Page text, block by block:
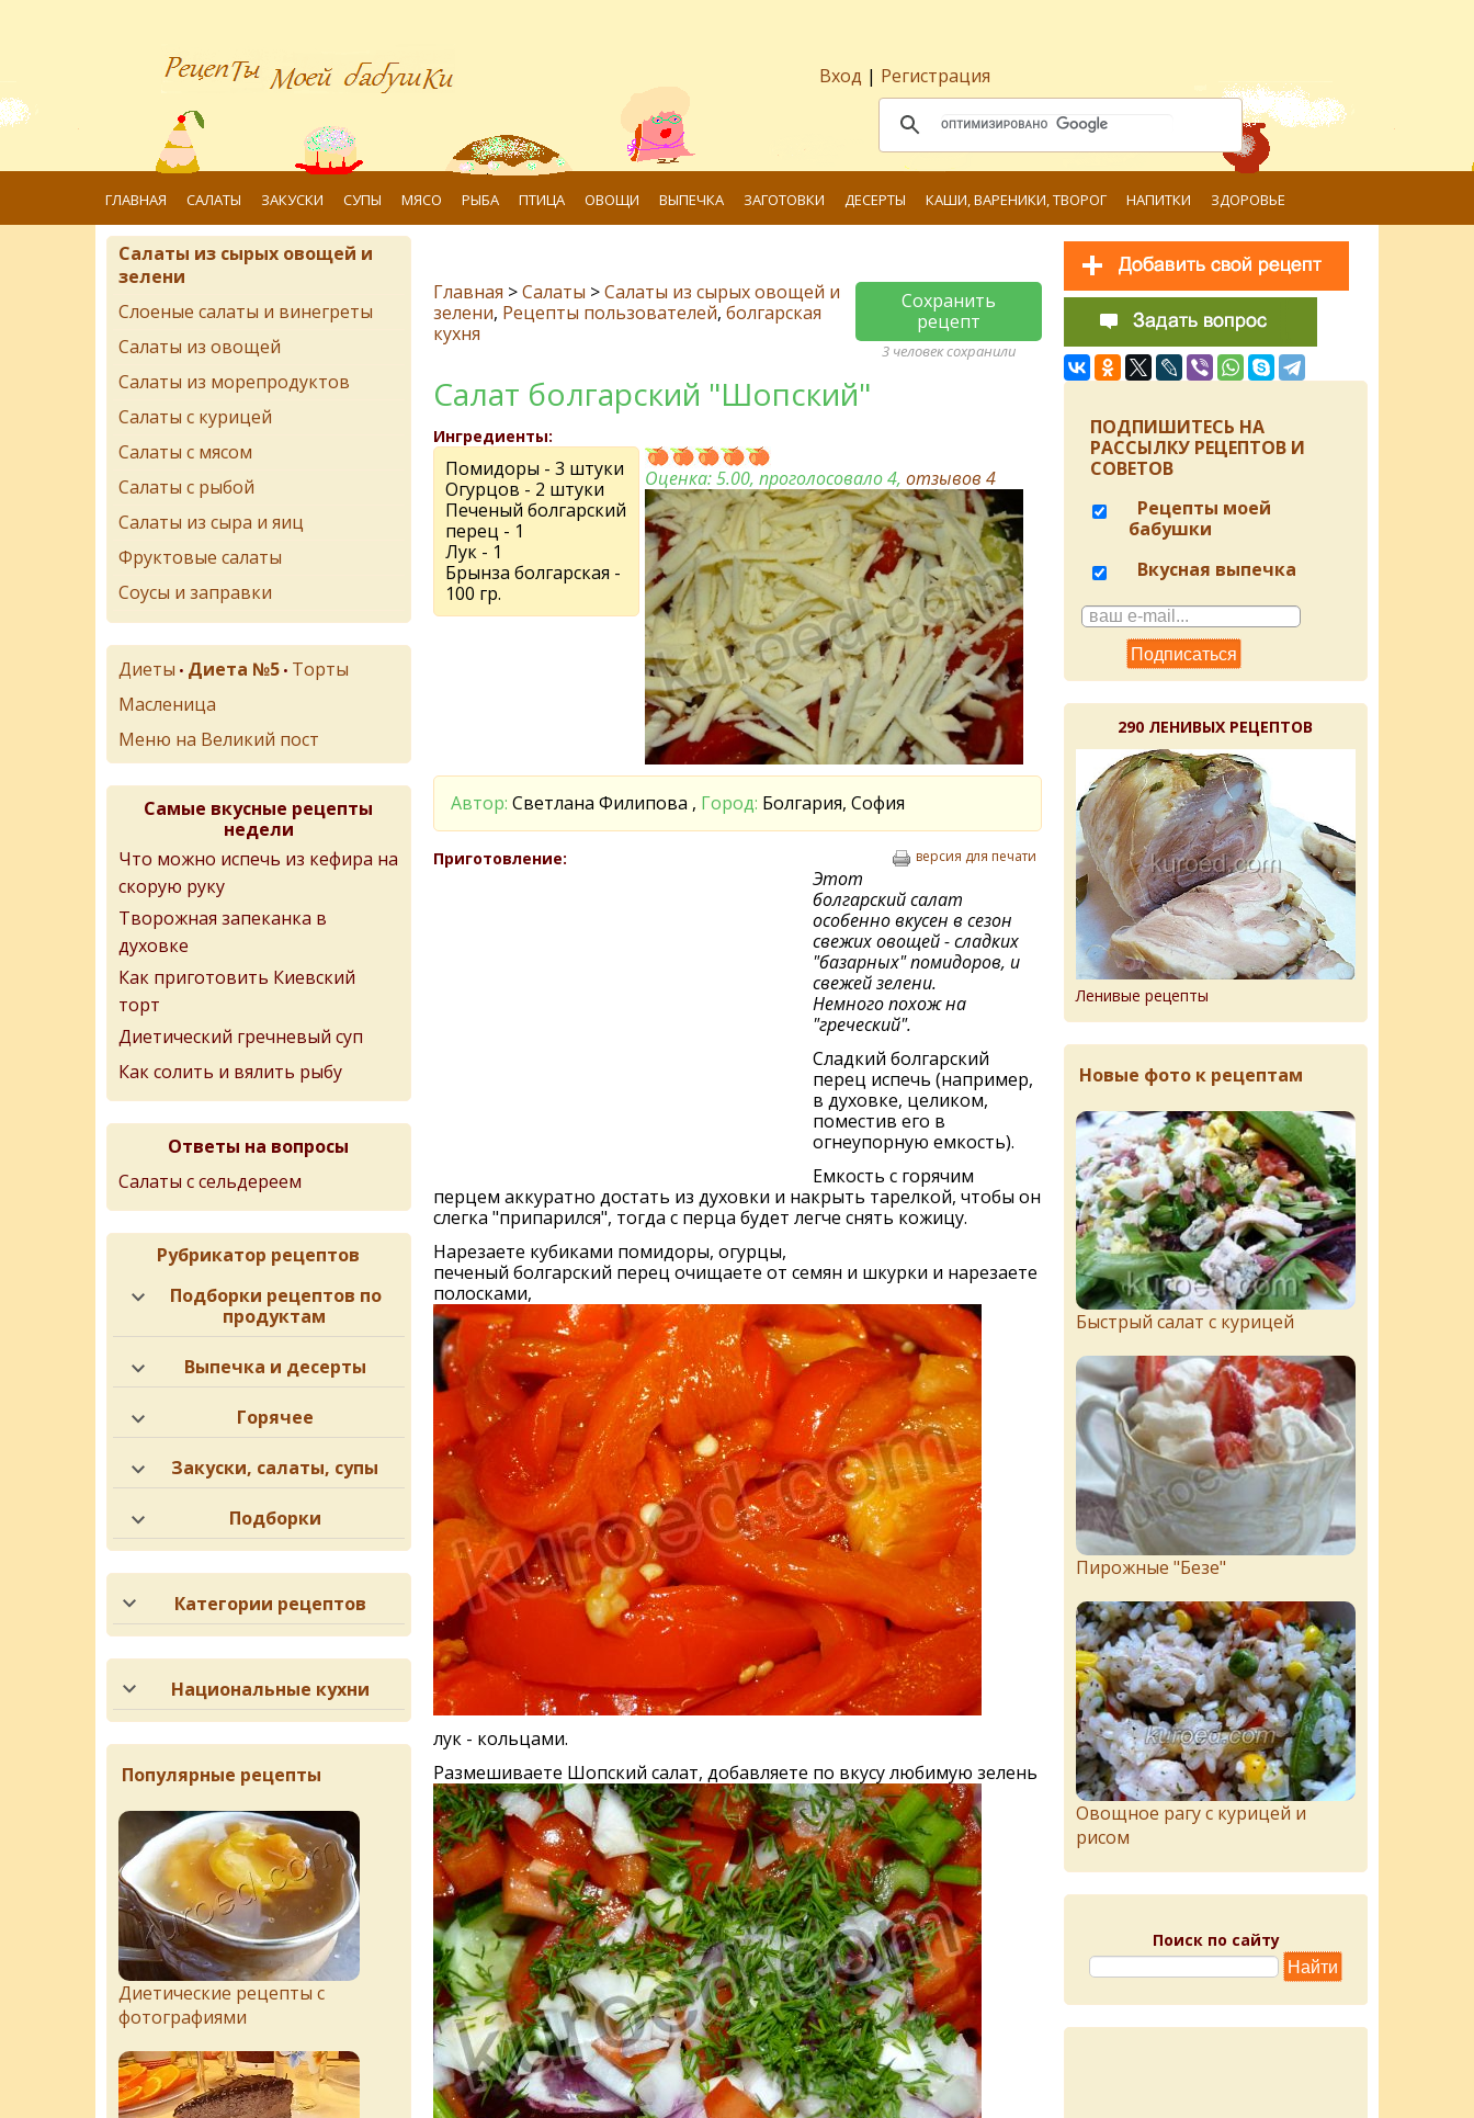
Вход | Регистрация
ГЛАВНАЯ САЛАТЫ ЗАКУСКИ СУПЫ МЯСО РЫБА ПТИЦА ОВОЩИ ВЫПЕЧКА ЗАГОТОВКИ ДЕСЕРТЫ КАШИ, ВАРЕНИКИ, ТВОРОГ НАПИТКИ ЗДОРОВЬЕ
Главная >Салаты >Салаты из сырых овощей и
зелени, Рецепты пользователей, болгарская
кухня
Сохранить
рецепт
3 человек сохранили
Салат болгарский "Шопский"
Ингредиенты:
Помидоры - 3 штуки
Огурцов - 2 штуки
Печеный болгарский
перец - 1
Лук - 1
Брынза болгарская -
100 гр.
Оценка:5.00, проголосовало 4,отзывов4
Автор: Светлана Филипова , Город: Болгария, София
Приготовление: версия для печати
Этот
болгарский салат
особенно вкусен в сезон
свежих овощей - сладких
"базарных" помидоров, и
свежей зелени.
Немного похож на
"греческий".
Сладкий болгарский
перец испечь (например,
в духовке, целиком,
поместив его в
огнеупорную емкость).
Емкость с горячим
перцем аккуратно достать из духовки и накрыть тарелкой, чтобы он
слегка "припарился", тогда с перца будет легче снять кожицу.
Нарезаете кубиками помидоры, огурцы,
печеный болгарский перец очищаете от семян и шкурки и нарезаете
полосками,
лук - кольцами.
Размешиваете Шопский салат, добавляете по вкусу любимую зелень
Салаты из сырых овощей и
зелени
Слоеные салаты и винегреты
Салаты из овощей
Салаты из морепродуктов
Салаты с курицей
Салаты с мясом
Салаты с рыбой
Салаты из сыра и яиц
Фруктовые салаты
Соусы и заправки
Диеты • Диета №5 • Торты
Масленица
Меню на Великий пост
Самые вкусные рецепты
недели
Что можно испечь из кефира на
скорую руку
Творожная запеканка в
духовке
Как приготовить Киевский
торт
Диетический гречневый суп
Как солить и вялить рыбу
Ответы на вопросы
Салаты с сельдереем
Рубрикатор рецептов
Подборки рецептов по
продуктам
Выпечка и десерты
Горячее
Закуски, салаты, супы
Подборки
Категории рецептов
Национальные кухни
Популярные рецепты
Диетические рецепты с
фотографиями
ПОДПИШИТЕСЬ НА
РАССЫЛКУ РЕЦЕПТОВ И
СОВЕТОВ
Рецепты моей
бабушки
Вкусная выпечка
290 ЛЕНИВЫХ РЕЦЕПТОВ
Ленивые рецепты
Новые фото к рецептам
Быстрый салат с курицей
Пирожныe "Бeзe"
Овощное рагу с курицей и
рисом
Поиск по сайту